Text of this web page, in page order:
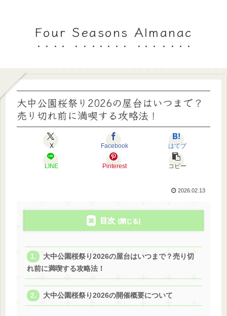
Four Seasons Almanac
大中公園桜祭り2026の屋台はいつまで？
売り切れ前に満喫する攻略法！
X Facebook はてブ
LINE Pinterest コピー
2026.02.13
目次
大中公園桜祭り2026の屋台はいつまで？売り切
れ前に満喫する攻略法！
大中公園桜祭り2026の開催概要について